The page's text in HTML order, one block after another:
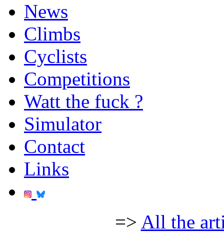
News
Climbs
Cyclists
Competitions
Watt the fuck ?
Simulator
Contact
Links
=> All the